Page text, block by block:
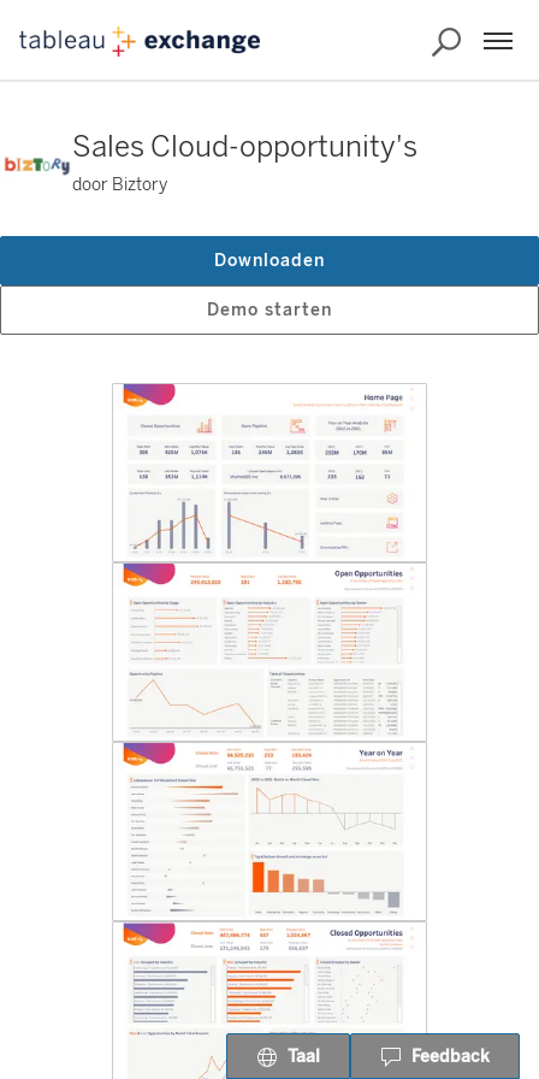
Sales Cloud-opportunity's
door Biztory
Demo starten
Downloaden
Taal Feedback